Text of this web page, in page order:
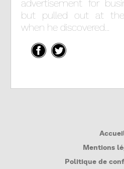
advertisement for
but pulled out at
when he discovered...
Mentions
Politique de